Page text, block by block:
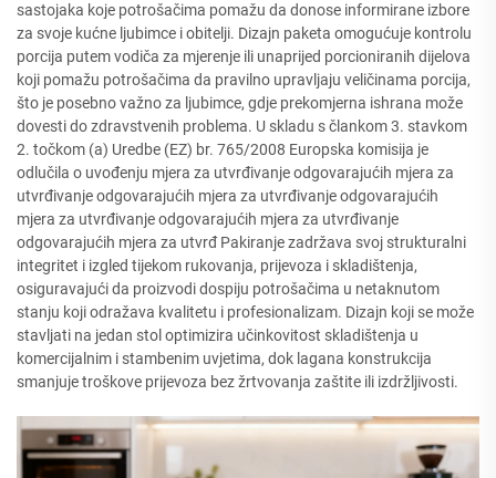
sastojaka koje potrošačima pomažu da donose informirane izbore
za svoje kućne ljubimce i obitelji. Dizajn paketa omogućuje kontrolu
porcija putem vodiča za mjerenje ili unaprijed porcioniranih dijelova
koji pomažu potrošačima da pravilno upravljaju veličinama porcija,
što je posebno važno za ljubimce, gdje prekomjerna ishrana može
dovesti do zdravstvenih problema. U skladu s člankom 3. stavkom
2. točkom (a) Uredbe (EZ) br. 765/2008 Europska komisija je
odlučila o uvođenju mjera za utvrđivanje odgovarajućih mjera za
utvrđivanje odgovarajućih mjera za utvrđivanje odgovarajućih
mjera za utvrđivanje odgovarajućih mjera za utvrđivanje
odgovarajućih mjera za utvrđ Pakiranje zadržava svoj strukturalni
integritet i izgled tijekom rukovanja, prijevoza i skladištenja,
osiguravajući da proizvodi dospiju potrošačima u netaknutom
stanju koji odražava kvalitetu i profesionalizam. Dizajn koji se može
stavljati na jedan stol optimizira učinkovitost skladištenja u
komercijalnim i stambenim uvjetima, dok lagana konstrukcija
smanjuje troškove prijevoza bez žrtvovanja zaštite ili izdržljivosti.